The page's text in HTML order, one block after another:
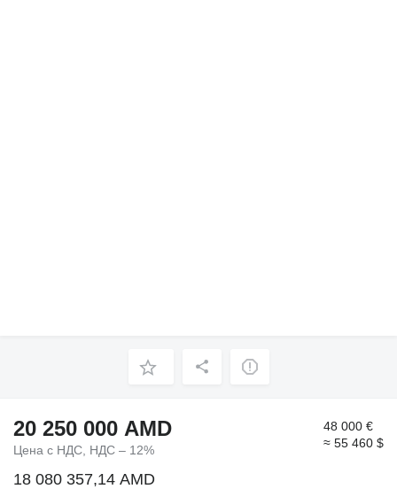
20 250 000 AMD
Цена с НДС, НДС – 12%
48 000 €
≈ 55 460 $
18 080 357,14 AMD